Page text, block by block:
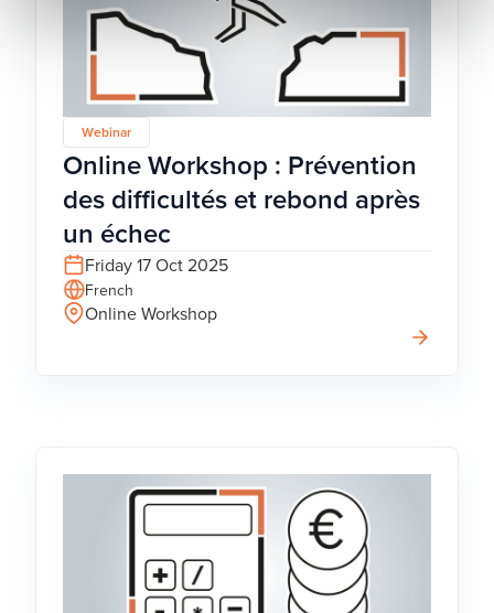
Webinar
Online Workshop : Prévention
des difficultés et rebond après
un échec
Friday 17 Oct 2025
French
Online Workshop